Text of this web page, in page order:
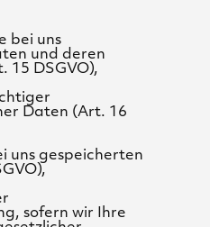
bei uns
und deren
15 DSGVO),
Daten (Art. 16
uns gespeicherten
sofern wir Ihre